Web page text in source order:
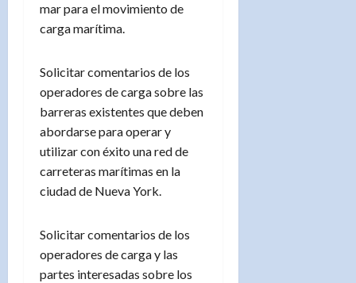
mar para el movimiento de
carga marítima.
Solicitar comentarios de los
operadores de carga sobre las
barreras existentes que deben
abordarse para operar y
utilizar con éxito una red de
carreteras marítimas en la
ciudad de Nueva York.
Solicitar comentarios de los
operadores de carga y las
partes interesadas sobre los